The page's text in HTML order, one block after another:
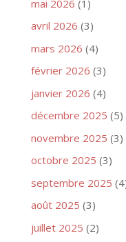
mai 2026 (1)
avril 2026 (3)
mars 2026 (4)
février 2026 (3)
janvier 2026 (4)
décembre 2025 (5)
novembre 2025 (3)
octobre 2025 (3)
septembre 2025
août 2025 (3)
juillet 2025 (2)